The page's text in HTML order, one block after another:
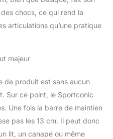
chocs, ce qui rend la
articulations qu’une pratique
majeur
de produit est sans aucun
Sur ce point, le Sportconic
Une fois la barre de maintien
pas les 13 cm. Il peut donc
lit, un canapé ou même